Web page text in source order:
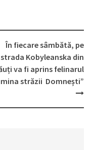
În fiecare sâmbătă, pe
strada Kobyleanska din
va fi aprins felinarul
străzii Domnești”